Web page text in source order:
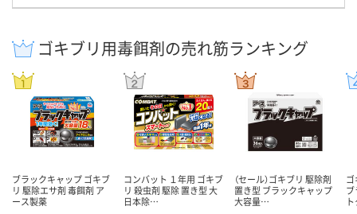
ゴキブリ用毒餌剤の売れ筋ランキング
ブラックキャップ ゴキブ
リ 駆除エサ剤 毒餌剤 ア
ース製薬
コンバット １年用 ゴキブ
リ 殺虫剤 駆除 置き型 大
日本除…
（セール）ゴキブリ 駆除剤
置き型 ブラックキャップ
大容量…